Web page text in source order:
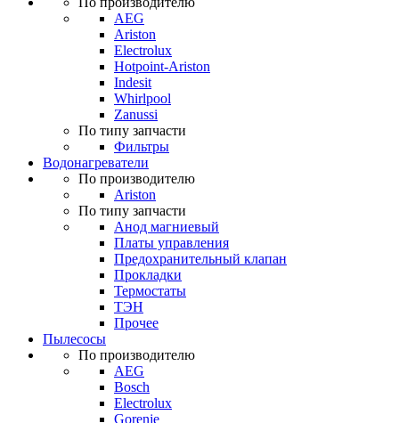
AEG
Ariston
Electrolux
Hotpoint-Ariston
Indesit
Whirlpool
Zanussi
По типу запчасти
Фильтры
Водонагреватели
По производителю
Ariston
По типу запчасти
Анод магниевый
Платы управления
Предохранительный клапан
Прокладки
Термостаты
ТЭН
Прочее
Пылесосы
По производителю
AEG
Bosch
Electrolux
Gorenje